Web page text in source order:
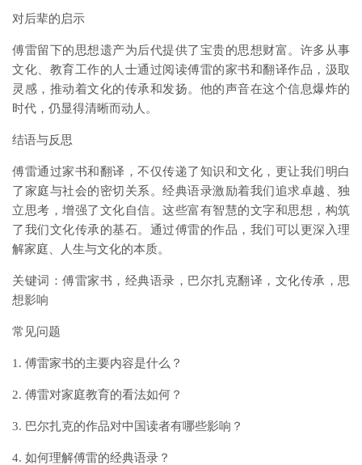
对后辈的启示
傅雷留下的思想遗产为后代提供了宝贵的思想财富。许多从事
文化、教育工作的人士通过阅读傅雷的家书和翻译作品，汲取
灵感，推动着文化的传承和发扬。他的声音在这个信息爆炸的
时代，仍显得清晰而动人。
结语与反思
傅雷通过家书和翻译，不仅传递了知识和文化，更让我们明白
了家庭与社会的密切关系。经典语录激励着我们追求卓越、独
立思考，增强了文化自信。这些富有智慧的文字和思想，构筑
了我们文化传承的基石。通过傅雷的作品，我们可以更深入理
解家庭、人生与文化的本质。
关键词：傅雷家书，经典语录，巴尔扎克翻译，文化传承，思
想影响
常见问题
1. 傅雷家书的主要内容是什么？
2. 傅雷对家庭教育的看法如何？
3. 巴尔扎克的作品对中国读者有哪些影响？
4. 如何理解傅雷的经典语录？